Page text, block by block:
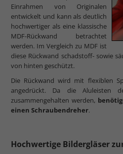
Einrahmen von Originalen
entwickelt und kann als deutlich
hochwertiger als eine klassische
MDF-Rückwand betrachtet
werden. Im Vergleich zu MDF ist
diese Rückwand schadstoff- sowie
von hinten geschützt.
Die Rückwand wird mit flexiblen
angedrückt. Da die Aluleisten
zusammengehalten werden,
einen Schraubendreher.
Hochwertige Bildergläser